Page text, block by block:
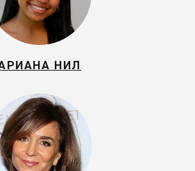
НИЛ